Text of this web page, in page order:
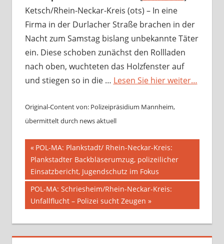
Ketsch/Rhein-Neckar-Kreis (ots) – In eine
Firma in der Durlacher Straße brachen in der
Nacht zum Samstag bislang unbekannte Täter
ein. Diese schoben zunächst den Rollladen
nach oben, wuchteten das Holzfenster auf
und stiegen so in die … Lesen Sie hier weiter…
Original-Content von: Polizeipräsidium Mannheim,
übermittelt durch news aktuell
Beitragsnavigation
Vorheriger
Beitrag:
POL-MA: Plankstadt/ Rhein-Neckar-Kreis:
Plankstadter Backbläserumzug, polizeilicher
Einsatzbericht, Jugendschutz im Fokus
Nächster
Beitrag:
POL-MA: Schriesheim/Rhein-Neckar-Kreis:
Unfallflucht – Polizei sucht Zeugen